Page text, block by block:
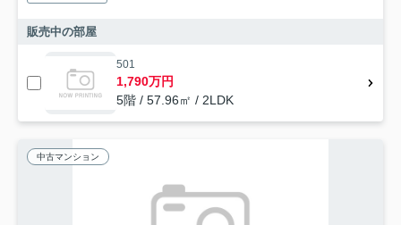
販売中の部屋
501
1,790万円
5階 / 57.96㎡ / 2LDK
中古マンション